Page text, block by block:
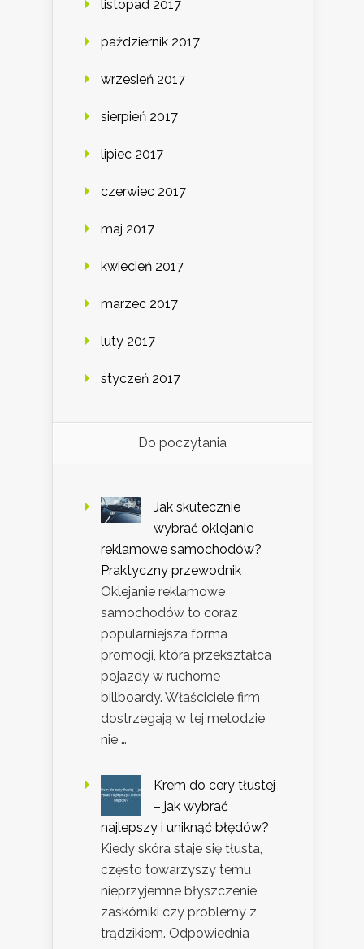
listopad 2017
październik 2017
wrzesień 2017
sierpień 2017
lipiec 2017
czerwiec 2017
maj 2017
kwiecień 2017
marzec 2017
luty 2017
styczeń 2017
Do poczytania
Jak skutecznie
wybrać oklejanie
reklamowe samochodów?
Praktyczny przewodnik
Oklejanie reklamowe
samochodów to coraz
popularniejsza forma
promocji, która przekształca
pojazdy w ruchome
billboardy. Właściciele firm
dostrzegają w tej metodzie
nie …
Krem do cery tłustej
– jak wybrać
najlepszy i uniknąć błędów?
Kiedy skóra staje się tłusta,
często towarzyszy temu
nieprzyjemne błyszczenie,
zaskórniki czy problemy z
trądzikiem. Odpowiednia